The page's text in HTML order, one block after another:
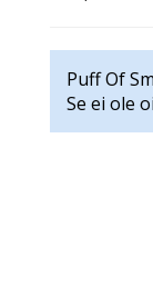
Puff Of
Se ei ole